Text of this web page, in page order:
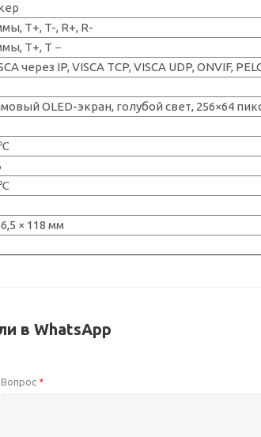
T+, T-, R+, R-
T+, T－
через IP, VISCA TCP, VISCA UDP, ONVIF,
OLED-экран, голубой свет, 256×64
× 118 мм
в WhatsApp
Вопрос *